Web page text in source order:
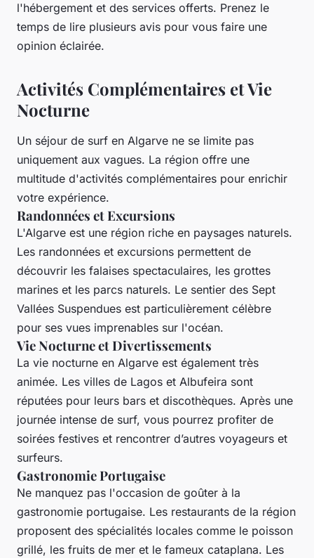
l'hébergement et des services offerts. Prenez le
temps de lire plusieurs avis pour vous faire une
opinion éclairée.
Activités Complémentaires et Vie
Nocturne
Un séjour de surf en Algarve ne se limite pas
uniquement aux vagues. La région offre une
multitude d'activités complémentaires pour enrichir
votre expérience.
Randonnées et Excursions
L'Algarve est une région riche en paysages naturels.
Les randonnées et excursions permettent de
découvrir les falaises spectaculaires, les grottes
marines et les parcs naturels. Le sentier des Sept
Vallées Suspendues est particulièrement célèbre
pour ses vues imprenables sur l'océan.
Vie Nocturne et Divertissements
La vie nocturne en Algarve est également très
animée. Les villes de Lagos et Albufeira sont
réputées pour leurs bars et discothèques. Après une
journée intense de surf, vous pourrez profiter de
soirées festives et rencontrer d’autres voyageurs et
surfeurs.
Gastronomie Portugaise
Ne manquez pas l'occasion de goûter à la
gastronomie portugaise. Les restaurants de la région
proposent des spécialités locales comme le poisson
grillé, les fruits de mer et le fameux cataplana. Les